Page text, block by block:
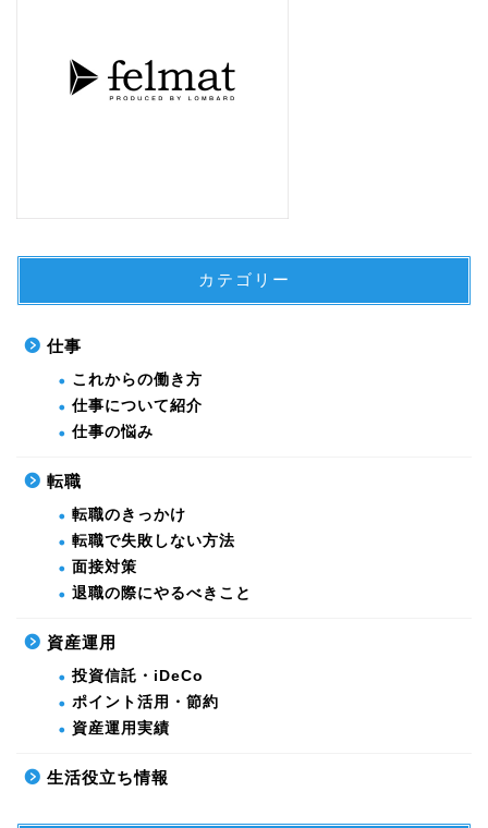
カテゴリー
仕事
これからの働き方
仕事について紹介
仕事の悩み
転職
転職のきっかけ
転職で失敗しない方法
面接対策
退職の際にやるべきこと
資産運用
投資信託・iDeCo
ポイント活用・節約
資産運用実績
生活役立ち情報